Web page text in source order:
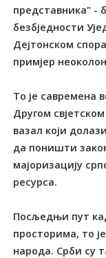
представника" -
безбједности
Дејтонском
примјер
То је савремена
Другом
вазал који
да поништи
мајоризацију
ресурса.
Посљедњи пут
просторима, то
народа. Срби су